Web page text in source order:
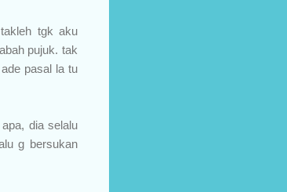
tgk aku
pujuk. tak
pasal la tu
dia selalu
g bersukan